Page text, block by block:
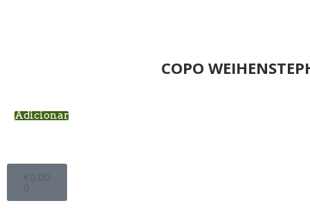
COPO
Adicionar
€0.00
0